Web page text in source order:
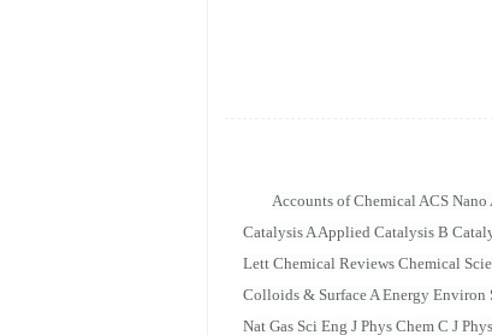
Accounts of Chemical ACS
Catalysis A Applied Catalysis B
Lett Chemical Reviews Chemical
Colloids & Surface A Energy Environ
Nat Gas Sci Eng J Phys Chem C J